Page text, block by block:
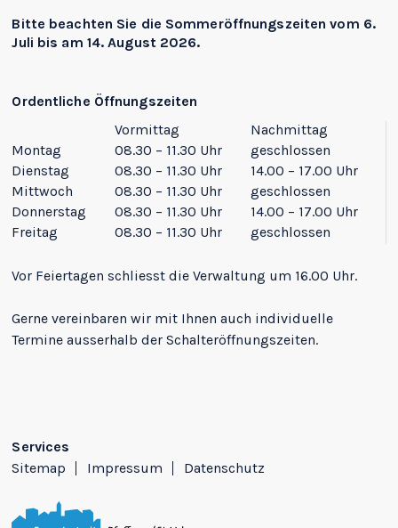
Bitte beachten Sie die Sommeröffnungszeiten vom 6.
Juli bis am 14. August 2026.
Ordentliche Öffnungszeiten
Vormittag
Nachmittag
Montag
08.30 – 11.30 Uhr
geschlossen
Dienstag
08.30 – 11.30 Uhr
14.00 – 17.00 Uhr
Mittwoch
08.30 – 11.30 Uhr
geschlossen
Donnerstag
08.30 – 11.30 Uhr
14.00 – 17.00 Uhr
Freitag
08.30 – 11.30 Uhr geschlossen
Vor Feiertagen schliesst die Verwaltung um 16.00 Uhr.
Gerne vereinbaren wir mit Ihnen auch individuelle
Termine ausserhalb der Schalteröffnungszeiten.
Services
Sitemap
Impressum Datenschutz